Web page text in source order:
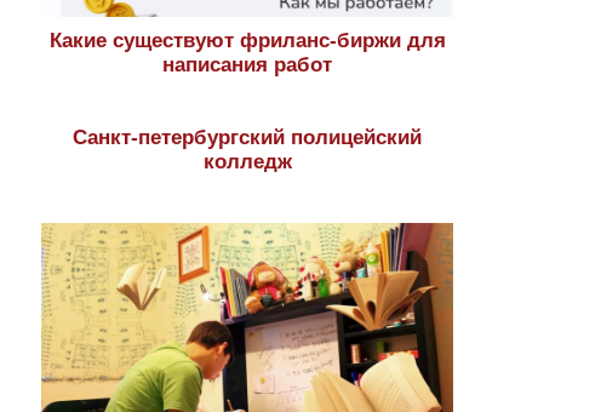
Какие существуют фриланс-биржи для
написания работ
Санкт-петербургский полицейский
колледж